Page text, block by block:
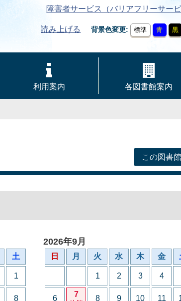
障害者サービス（バリアフリーサービ
読み上げる 背景色変更 標準 青 黒
利用案内 各図書館案内
この図書
土
1
8
2026年9月
日 月 火 水 木 金
1 2 3 4
6 7 8 9 10 11